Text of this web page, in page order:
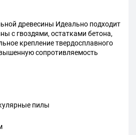
древесины Идеально подходит
с гвоздями, остатками бетона,
крепление твердосплавного
сопротивляемость
пилы